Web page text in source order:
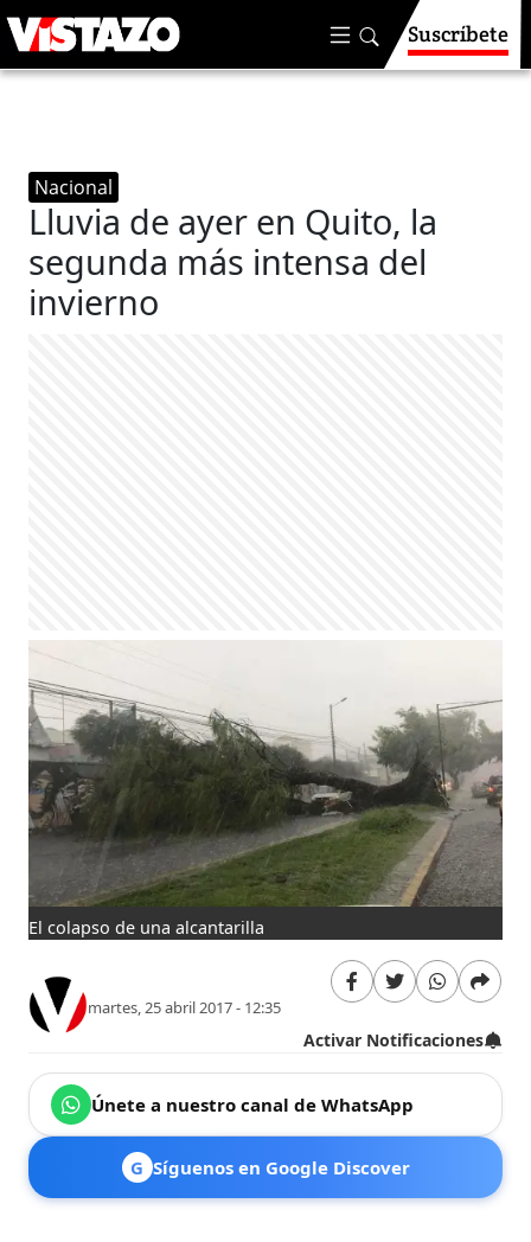
Suscríbete
Nacional
Lluvia de ayer en Quito, la
segunda más intensa del
invierno
El colapso de una alcantarilla
martes, 25 abril 2017 - 12:35
Activar Notificaciones
Únete a nuestro canal de WhatsApp
G Síguenos en Google Discover